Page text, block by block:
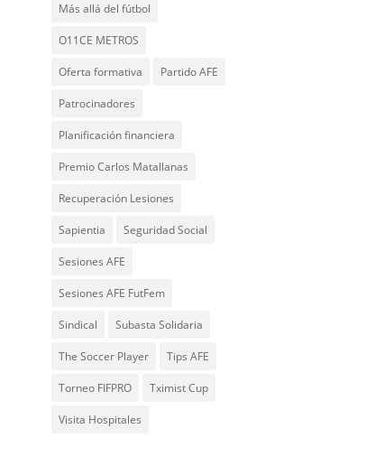
Más allá del fútbol
O11CE METROS
Oferta formativa Partido AFE
Patrocinadores
Planificación financiera
Premio Carlos Matallanas
Recuperación Lesiones
Sapientia Seguridad Social
Sesiones AFE
Sesiones AFE FutFem
Sindical Subasta Solidaria
The Soccer Player Tips AFE
Torneo FIFPRO Tximist Cup
Visita Hospitales